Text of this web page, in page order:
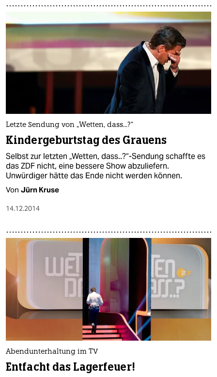
Letzte Sendung von „Wetten, dass...?“
Kindergeburtstag des Grauens
Selbst zur letzten „Wetten, dass..?“-Sendung schaffte es
das ZDF nicht, eine bessere Show abzuliefern.
Unwürdiger hätte das Ende nicht werden können.
Von Jürn Kruse
14.12.2014
Abendunterhaltung im TV
Entfacht das Lagerfeuer!